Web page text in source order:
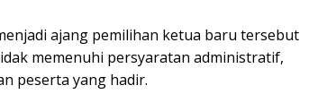
ajang pemilihan ketua baru tersebut
memenuhi persyaratan administratif,
peserta yang hadir.